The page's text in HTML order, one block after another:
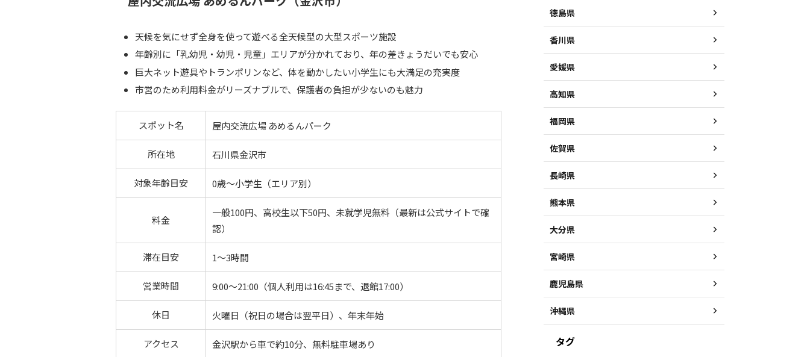
天候を気にせず全身を使って遊べる全天候型の大型スポーツ施設
年齢別に「乳幼児・幼児・児童」エリアが分かれており、年の差きょうだいでも安心
巨大ネット遊具やトランポリンなど、体を動かしたい小学生にも大満足の充実度
市営のため利用料金がリーズナブルで、保護者の負担が少ないのも魅力
スポット名 屋内交流広場 あめるんパーク
所在地 石川県金沢市
対象年齢目安 0歳〜小学生（エリア別）
料金
一般100円、高校生以下50円、未就学児無料（最新は公式サイトで確
認）
滞在目安 1〜3時間
営業時間 9:00〜21:00（個人利用は16:45まで、退館17:00）
休日 火曜日（祝日の場合は翌平日）、年末年始
アクセス 金沢駅から車で約10分、無料駐車場あり
徳島県
香川県
愛媛県
高知県
福岡県
佐賀県
長崎県
熊本県
大分県
宮崎県
鹿児島県
沖縄県
タグ